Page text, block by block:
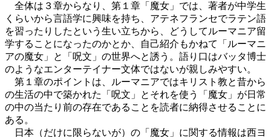
全体は３章からなり、第１章「魔女」では、著者が中学生
くらいから言語学に興味を持ち、アテネフランセでラテン語
を習ったりしたという生い立ちから、どうしてルーマニア留
学することになったのかとか、自己紹介もかねて「ルーマニ
アの魔女」と「呪文」の世界へと誘う。語り口はバッタ博士
のようなエンターテイナー文体ではないが親しみやすい。
第１章のポイントは、ルーマニアではキリスト教と昔から
の生活の中で築かれた「呪文」とそれを使う「魔女」が日常
の中の当たり前の存在であることを読者に納得させることに
ある。
日本（だけに限らないが）の「魔女」に関する情報は西ヨ